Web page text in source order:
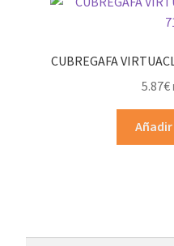
CUBREGAFA
5.87€